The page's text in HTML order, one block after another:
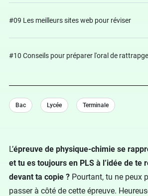
L’épreuve de physique-chimie se
et tu es toujours en PLS à l’idée de te
devant ta copie ? Pourtant, tu ne peux
passer à côté de cette épreuve.
#09 Les meilleurs sites web pour réviser
#10 Conseils pour préparer l'oral de rattrapge
Bac Lycée Terminale